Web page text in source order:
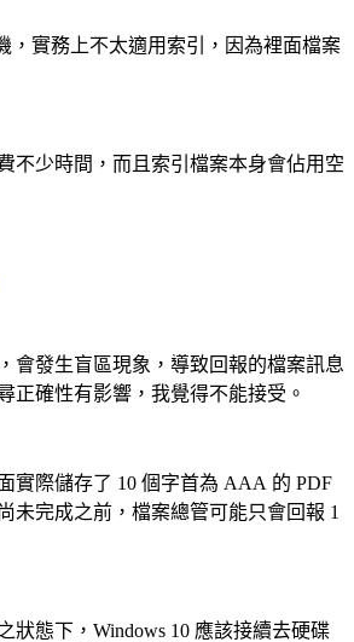
，實務上不太適用索引，因為裡面檔案
不少時間，而且索引檔案本身會佔用空
會發生盲區現象，導致回報的檔案訊息
正確性有影響，我覺得不能接受。
實際儲存了 10 個字首為 AAA 的 PDF
未完成之前，檔案總管可能只會回報 1
狀態下，Windows 10 應該接續去硬碟